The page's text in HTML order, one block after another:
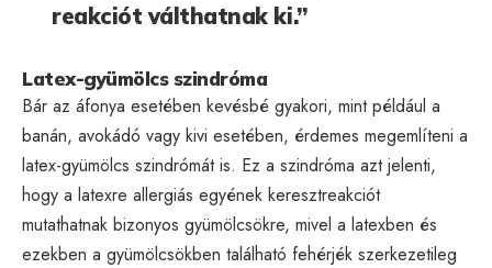
reakciót válthatnak ki.”
Latex-gyümölcs szindróma
Bár az áfonya esetében kevésbé gyakori, mint például a
banán, avokádó vagy kivi esetében, érdemes megemlíteni a
latex-gyümölcs szindrómát is. Ez a szindróma azt jelenti,
hogy a latexre allergiás egyének keresztreakciót
mutathatnak bizonyos gyümölcsökre, mivel a latexben és
ezekben a gyümölcsökben található fehérjék szerkezetileg